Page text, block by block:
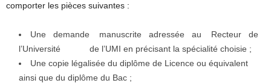
comporter les pièces suivantes :
Une demande manuscrite adressée au Recteur de
l’Université de l’UMI en précisant la spécialité choisie ;
Une copie légalisée du diplôme de Licence ou équivalent
ainsi que du diplôme du Bac ;